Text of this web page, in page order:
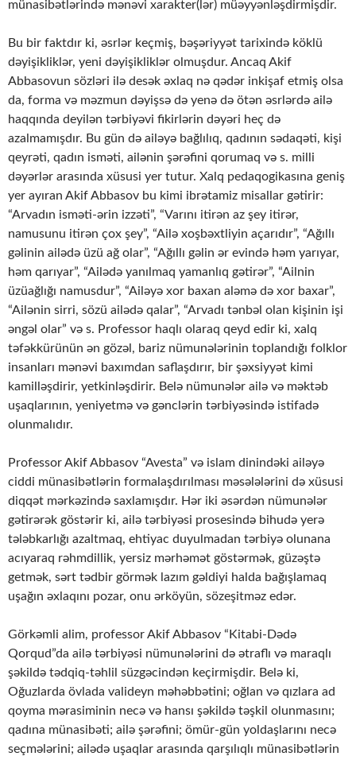
münasibətlərində mənəvi xarakter(lər) müəyyənləşdirmişdir.
Bu bir faktdır ki, əsrlər keçmiş, bəşəriyyət tarixində köklü
dəyişikliklər, yeni dəyişikliklər olmuşdur. Ancaq Akif
Abbasovun sözləri ilə desək əxlaq nə qədər inkişaf etmiş olsa
da, forma və məzmun dəyişsə də yenə də ötən əsrlərdə ailə
haqqında deyilən tərbiyəvi fikirlərin dəyəri heç də
azalmamışdır. Bu gün də ailəyə bağlılıq, qadının sədaqəti, kişi
qeyrəti, qadın isməti, ailənin şərəfini qorumaq və s. milli
dəyərlər arasında xüsusi yer tutur. Xalq pedaqogikasına geniş
yer ayıran Akif Abbasov bu kimi ibrətamiz misallar gətirir:
“Arvadın isməti-ərin izzəti”, “Varını itirən az şey itirər,
namusunu itirən çox şey”, “Ailə xoşbəxtliyin açarıdır”, “Ağıllı
gəlinin ailədə üzü ağ olar”, “Ağıllı gəlin ər evində həm yarıyar,
həm qarıyar”, “Ailədə yanılmaq yamanlıq gətirər”, “Ailnin
üzüağlığı namusdur”, “Ailəyə xor baxan aləmə də xor baxar”,
“Ailənin sirri, sözü ailədə qalar”, “Arvadı tənbəl olan kişinin işi
əngəl olar” və s. Professor haqlı olaraq qeyd edir ki, xalq
təfəkkürünün ən gözəl, bariz nümunələrinin toplandığı folklor
insanları mənəvi baxımdan saflaşdırır, bir şəxsiyyət kimi
kamilləşdirir, yetkinləşdirir. Belə nümunələr ailə və məktəb
uşaqlarının, yeniyetmə və gənclərin tərbiyəsində istifadə
olunmalıdır.
Professor Akif Abbasov “Avesta” və islam dinindəki ailəyə
ciddi münasibətlərin formalaşdırılması məsələlərini də xüsusi
diqqət mərkəzində saxlamışdır. Hər iki əsərdən nümunələr
gətirərək göstərir ki, ailə tərbiyəsi prosesində bihudə yerə
tələbkarlığı azaltmaq, ehtiyac duyulmadan tərbiyə olunana
acıyaraq rəhmdillik, yersiz mərhəmət göstərmək, güzəştə
getmək, sərt tədbir görmək lazım gəldiyi halda bağışlamaq
uşağın əxlaqını pozar, onu ərköyün, sözeşitməz edər.
Görkəmli alim, professor Akif Abbasov “Kitabi-Dədə
Qorqud”da ailə tərbiyəsi nümunələrini də ətraflı və maraqlı
şəkildə tədqiq-təhlil süzgəcindən keçirmişdir. Belə ki,
Oğuzlarda övlada valideyn məhəbbətini; oğlan və qızlara ad
qoyma mərasiminin necə və hansı şəkildə təşkil olunmasını;
qadına münasibəti; ailə şərəfini; ömür-gün yoldaşlarını necə
seçmələrini; ailədə uşaqlar arasında qarşılıqlı münasibətlərin